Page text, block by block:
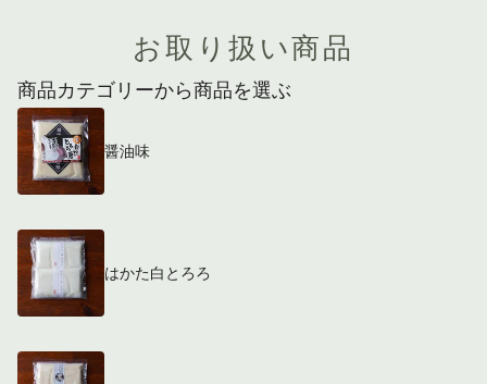
お取り扱い商品
商品カテゴリーから商品を選ぶ
醤油味
はかた白とろろ